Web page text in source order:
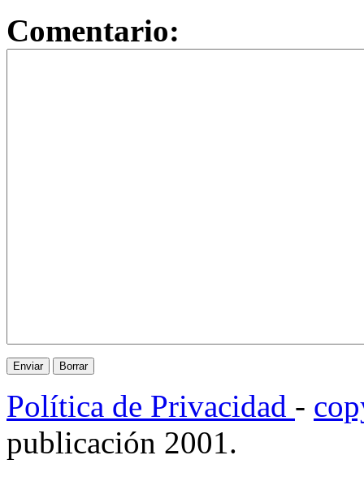
Comentario:
Política de Privacidad -
publicación 2001.